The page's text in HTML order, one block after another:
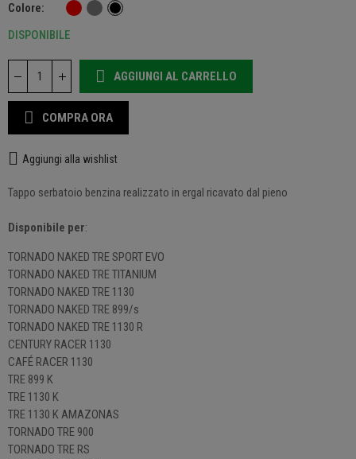
Colore
DISPONIBILE
AGGIUNGI AL CARRELLO
COMPRA ORA
Aggiungi alla wishlist
Tappo serbatoio benzina realizzato in ergal ricavato dal pieno
Disponibile per:
TORNADO NAKED TRE SPORT EVO
TORNADO NAKED TRE TITANIUM
TORNADO NAKED TRE 1130
TORNADO NAKED TRE 899/s
TORNADO NAKED TRE 1130 R
CENTURY RACER 1130
CAFÉ RACER 1130
TRE 899 K
TRE 1130 K
TRE 1130 K AMAZONAS
TORNADO TRE 900
TORNADO TRE RS